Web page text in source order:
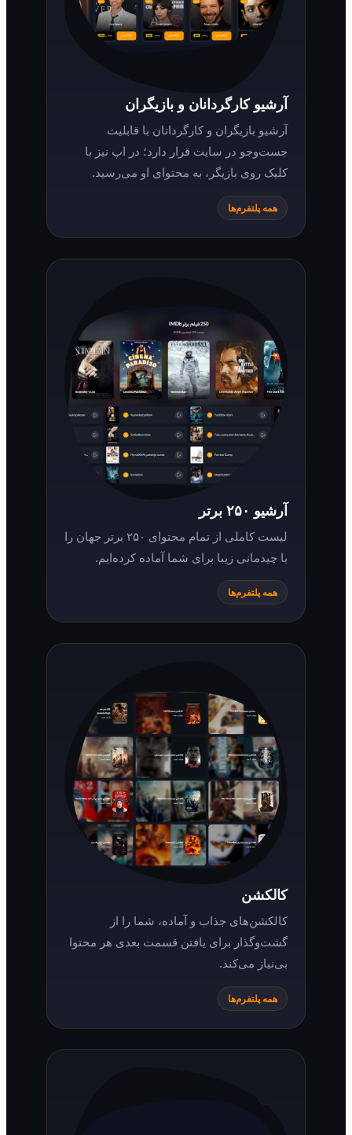
آرشیو کارگردانان و بازیگران
آرشیو بازیگران و کارگردانان با قابلیت
جست‌وجو در سایت قرار دارد؛ در اپ نیز با
کلیک روی بازیگر، به محتوای او می‌رسید.
همه پلتفرم‌ها
لیست کاملی از تمام محتوای ۲۵۰ برتر جهان را
با چیدمانی زیبا برای شما آماده کرده‌ایم.
همه پلتفرم‌ها
کالکشن‌های جذاب و آماده، شما را از
گشت‌وگذار برای یافتن قسمت بعدی هر محتوا
بی‌نیاز می‌کند.
همه پلتفرم‌ها